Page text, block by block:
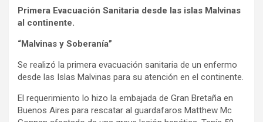
Primera Evacuación Sanitaria desde las islas Malvinas
al continente.
“Malvinas y Soberanía”
Se realizó la primera evacuación sanitaria de un enfermo
desde las Islas Malvinas para su atención en el continente.
El requerimiento lo hizo la embajada de Gran Bretaña en
Buenos Aires para rescatar al guardafaros Matthew Mc